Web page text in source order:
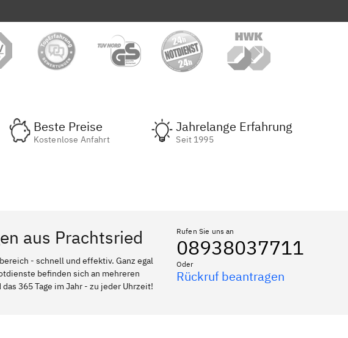
Beste Preise
Kostenlose Anfahrt
Jahrelange Erfahrung
Seit 1995
aus Prachtsried
- schnell und effektiv. Ganz egal
befinden sich an mehreren
365 Tage im Jahr - zu jeder Uhrzeit!
Rufen Sie uns an
08938037711
Oder
Rückruf beantragen